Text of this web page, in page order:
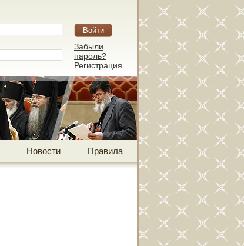
Забыли
пароль?
Регистрация
Новости Правила